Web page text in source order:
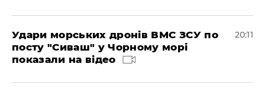
Удари морських дронів ВМС ЗСУ по
посту "Сиваш" у Чорному морі
показали на відео
20:11